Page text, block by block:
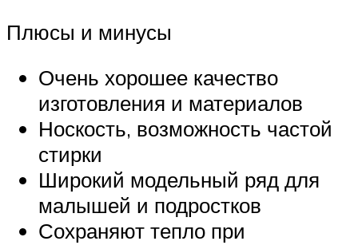
Плюсы и минусы
Очень хорошее качество
изготовления и материалов
Носкость, возможность частой
стирки
Широкий модельный ряд для
малышей и подростков
Сохраняют тепло при